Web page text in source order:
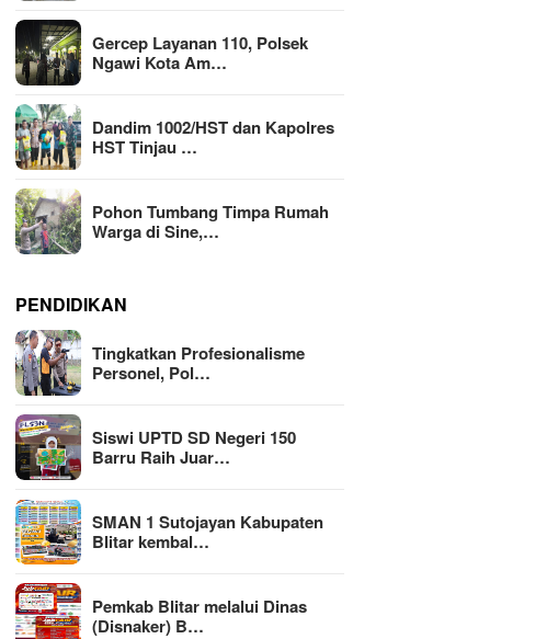
Gercep Layanan 110, Polsek
Ngawi Kota Am…
Dandim 1002/HST dan Kapolres
HST Tinjau …
Pohon Tumbang Timpa Rumah
Warga di Sine,…
PENDIDIKAN
Tingkatkan Profesionalisme
Personel, Pol…
Siswi UPTD SD Negeri 150
Barru Raih Juar…
SMAN 1 Sutojayan Kabupaten
Blitar kembal…
Pemkab Blitar melalui Dinas
(Disnaker) B…